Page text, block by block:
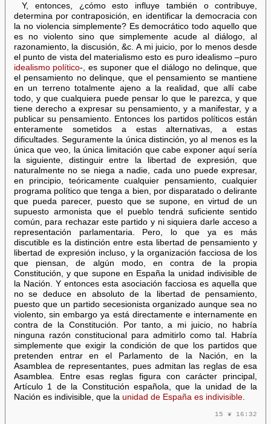
Y, entonces, ¿cómo esto influye también o contribuye,
determina por contraposición, en identificar la democracia con
la no violencia simplemente? Es democrático todo aquello que
es no violento sino que simplemente acude al diálogo, al
razonamiento, la discusión, &c. A mi juicio, por lo menos desde
el punto de vista del materialismo esto es puro idealismo –puro
idealismo político-, es suponer que el diálogo no delinque, que
el pensamiento no delinque, que el pensamiento se mantiene
en un terreno totalmente ajeno a la realidad, que allí cabe
todo, y que cualquiera puede pensar lo que le parezca, y que
tiene derecho a expresar su pensamiento, y a manifestar, y a
publicar su pensamiento. Entonces los partidos políticos están
enteramente sometidos a estas alternativas, a estas
dificultades. Seguramente la única distinción, yo al menos es la
única que veo, la única limitación que cabe exponer aquí sería
la siguiente, distinguir entre la libertad de expresión, que
naturalmente no se niega a nadie, cada uno puede expresar,
en principio, teóricamente cualquier pensamiento, cualquier
programa político que tenga a bien, por disparatado o delirante
que pueda parecer, puesto que se supone, en virtud de un
supuesto armonista que el pueblo tendrá suficiente sentido
común, para rechazar este partido y ni siquiera darle acceso a
representación parlamentaria. Pero, lo que ya es más
discutible es la distinción entre esta libertad de pensamiento y
libertad de expresión incluso, y la organización facciosa de los
que piensan, de algún modo, en contra de la propia
Constitución, y que supone en España la unidad indivisible de
la Nación. Y entonces esta asociación facciosa es aquella que
no se deduce en absoluto de la libertad de pensamiento,
puesto que un partido secesionista organizado aunque sea no
violento, sin embargo ya está directamente e internamente en
contra de la Constitución. Por tanto, a mi juicio, no habría
ninguna razón constitucional para admitirlo como tal. Habría
simplemente que exigir la condición de que los partidos que
pretenden entrar en el Parlamento de la Nación, en la
Asamblea de representantes, pues admitan las reglas de esa
Asamblea. Entre esas reglas figura con carácter principal,
Artículo 1 de la Constitución española, que la unidad de la
Nación es indivisible, que la unidad de España es indivisible.
15 ❦ 16:32